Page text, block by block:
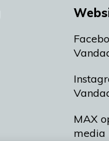
MAX
media